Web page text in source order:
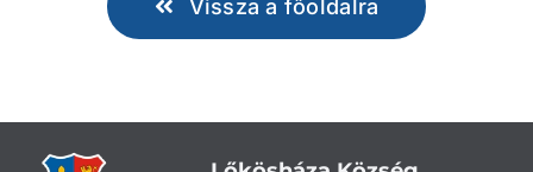
Vissza a főoldalra